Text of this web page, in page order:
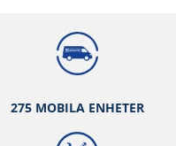
275 MOBILA ENHETER